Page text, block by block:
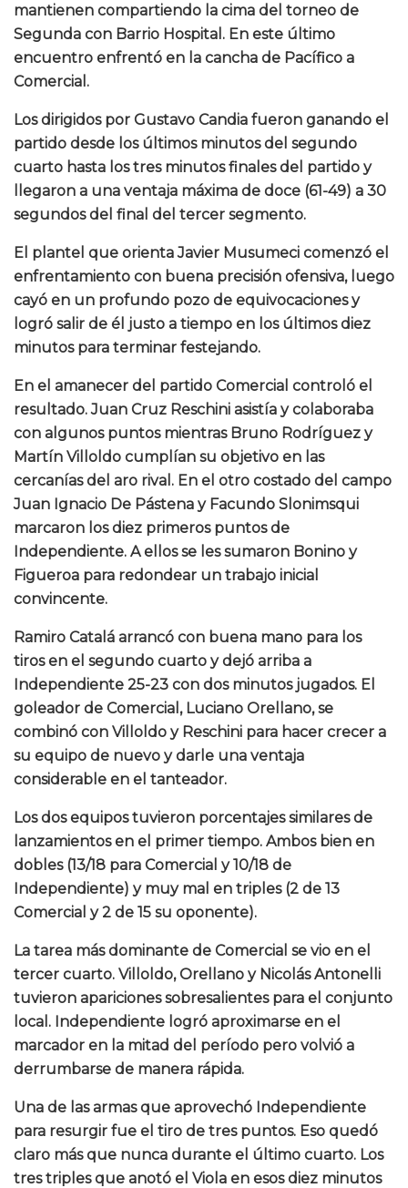
mantienen compartiendo la cima del torneo de
Segunda con Barrio Hospital. En este último
encuentro enfrentó en la cancha de Pacífico a
Comercial.
Los dirigidos por Gustavo Candia fueron ganando el
partido desde los últimos minutos del segundo
cuarto hasta los tres minutos finales del partido y
llegaron a una ventaja máxima de doce (61-49) a 30
segundos del final del tercer segmento.
El plantel que orienta Javier Musumeci comenzó el
enfrentamiento con buena precisión ofensiva, luego
cayó en un profundo pozo de equivocaciones y
logró salir de él justo a tiempo en los últimos diez
minutos para terminar festejando.
En el amanecer del partido Comercial controló el
resultado. Juan Cruz Reschini asistía y colaboraba
con algunos puntos mientras Bruno Rodríguez y
Martín Villoldo cumplían su objetivo en las
cercanías del aro rival. En el otro costado del campo
Juan Ignacio De Pástena y Facundo Slonimsqui
marcaron los diez primeros puntos de
Independiente. A ellos se les sumaron Bonino y
Figueroa para redondear un trabajo inicial
convincente.
Ramiro Catalá arrancó con buena mano para los
tiros en el segundo cuarto y dejó arriba a
Independiente 25-23 con dos minutos jugados. El
goleador de Comercial, Luciano Orellano, se
combinó con Villoldo y Reschini para hacer crecer a
su equipo de nuevo y darle una ventaja
considerable en el tanteador.
Los dos equipos tuvieron porcentajes similares de
lanzamientos en el primer tiempo. Ambos bien en
dobles (13/18 para Comercial y 10/18 de
Independiente) y muy mal en triples (2 de 13
Comercial y 2 de 15 su oponente).
La tarea más dominante de Comercial se vio en el
tercer cuarto. Villoldo, Orellano y Nicolás Antonelli
tuvieron apariciones sobresalientes para el conjunto
local. Independiente logró aproximarse en el
marcador en la mitad del período pero volvió a
derrumbarse de manera rápida.
Una de las armas que aprovechó Independiente
para resurgir fue el tiro de tres puntos. Eso quedó
claro más que nunca durante el último cuarto. Los
tres triples que anotó el Viola en esos diez minutos